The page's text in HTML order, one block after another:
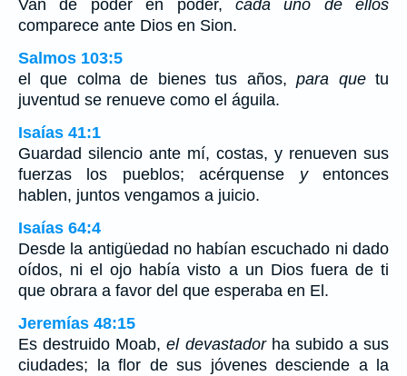
Van de poder en poder, cada uno de ellos
comparece ante Dios en Sion.
Salmos 103:5
el que colma de bienes tus años,para quetu
juventud se renueve como el águila.
Isaías 41:1
Guardad silencio ante mí, costas, y renueven sus
fuerzas los pueblos; acérquense yentonces
hablen, juntos vengamos a juicio.
Isaías 64:4
Desde la antigüedad no habían escuchado ni dado
oídos, ni el ojo había visto a un Dios fuera de ti
que obrara a favor del que esperaba en El.
Jeremías 48:15
Es destruido Moab,el devastadorha subido a sus
ciudades; la flor de sus jóvenes desciende a la